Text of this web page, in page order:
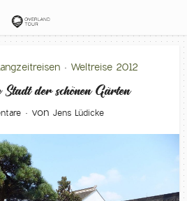
• Weltreise 2012
der schönen Gärten
von Jens Lüdicke